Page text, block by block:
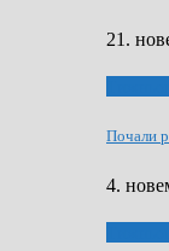
21.
Почали
4.